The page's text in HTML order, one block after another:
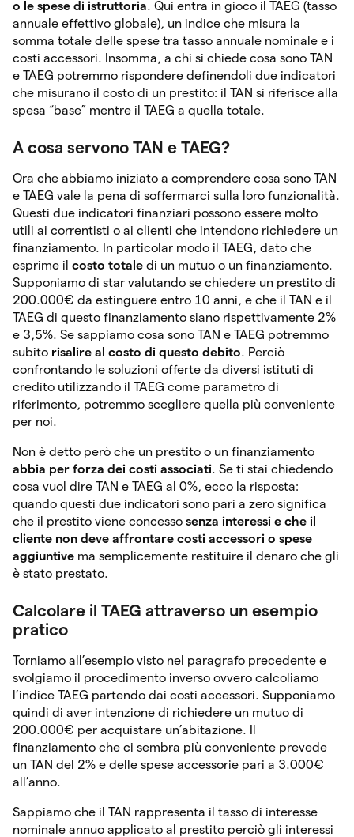
o le spese di istruttoria. Qui entra in gioco il TAEG (tasso
annuale effettivo globale), un indice che misura la
somma totale delle spese tra tasso annuale nominale e i
costi accessori. Insomma, a chi si chiede cosa sono TAN
e TAEG potremmo rispondere definendoli due indicatori
che misurano il costo di un prestito: il TAN si riferisce alla
spesa “base” mentre il TAEG a quella totale.
A cosa servono TAN e TAEG?
Ora che abbiamo iniziato a comprendere cosa sono TAN
e TAEG vale la pena di soffermarci sulla loro funzionalità.
Questi due indicatori finanziari possono essere molto
utili ai correntisti o ai clienti che intendono richiedere un
finanziamento. In particolar modo il TAEG, dato che
esprime il costo totale di un mutuo o un finanziamento.
Supponiamo di star valutando se chiedere un prestito di
200.000€ da estinguere entro 10 anni, e che il TAN e il
TAEG di questo finanziamento siano rispettivamente 2%
e 3,5%. Se sappiamo cosa sono TAN e TAEG potremmo
subito risalire al costo di questo debito. Perciò
confrontando le soluzioni offerte da diversi istituti di
credito utilizzando il TAEG come parametro di
riferimento, potremmo scegliere quella più conveniente
per noi.
Non è detto però che un prestito o un finanziamento
abbia per forza dei costi associati. Se ti stai chiedendo
cosa vuol dire TAN e TAEG al 0%, ecco la risposta:
quando questi due indicatori sono pari a zero significa
che il prestito viene concesso senza interessi e che il
cliente non deve affrontare costi accessori o spese
aggiuntive ma semplicemente restituire il denaro che gli
è stato prestato.
Calcolare il TAEG attraverso un esempio
pratico
Torniamo all’esempio visto nel paragrafo precedente e
svolgiamo il procedimento inverso ovvero calcoliamo
l’indice TAEG partendo dai costi accessori. Supponiamo
quindi di aver intenzione di richiedere un mutuo di
200.000€ per acquistare un’abitazione. Il
finanziamento che ci sembra più conveniente prevede
un TAN del 2% e delle spese accessorie pari a 3.000€
all’anno.
Sappiamo che il TAN rappresenta il tasso di interesse
nominale annuo applicato al prestito perciò gli interessi